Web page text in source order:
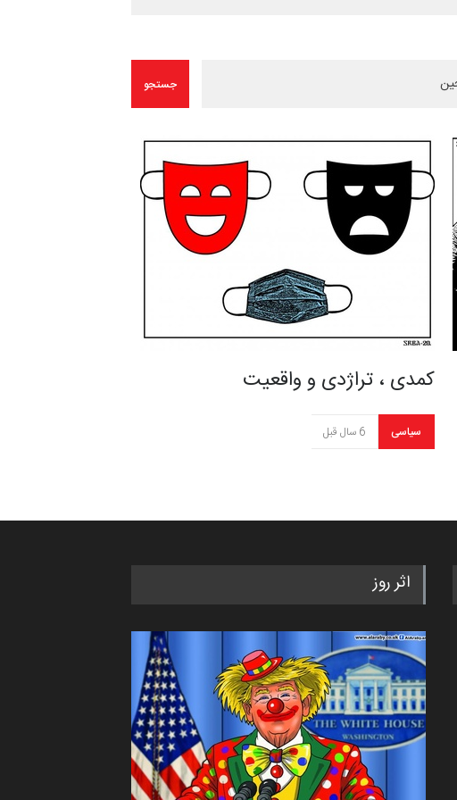
کمدی ، تراژدی و واقعیت
سیاسی 6 سال قبل
اثر روز